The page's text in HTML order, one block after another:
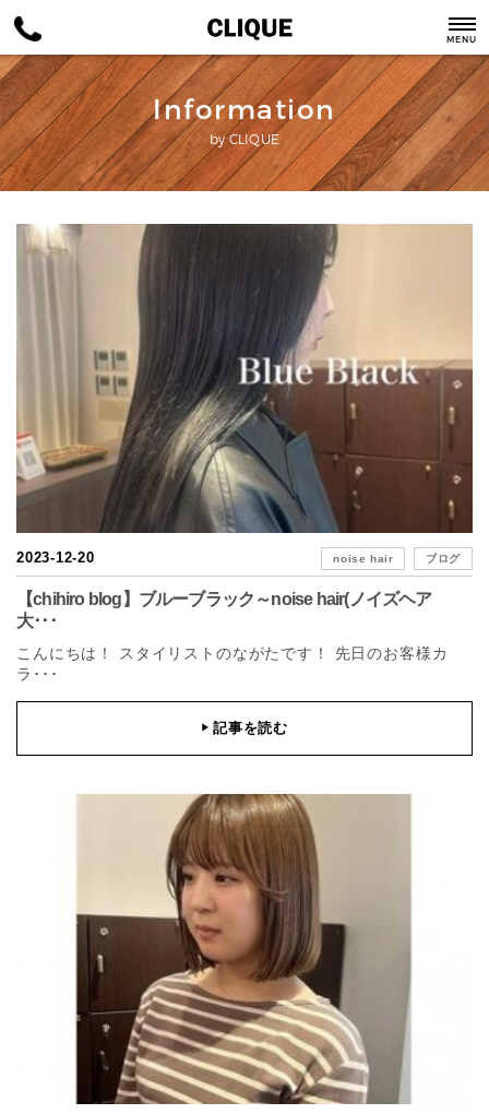
MENU
Information
by CLIQUE
2023-12-20 noise hair ブログ
【chihiro blog】ブルーブラック～noise hair(ノイズヘア
大･･･
こんにちは！ スタイリストのながたです！ 先日のお客様カ
ラ･･･
▶記事を読む